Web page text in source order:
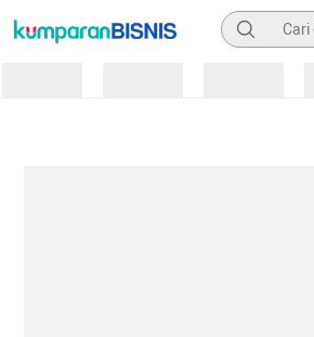
Pencarian